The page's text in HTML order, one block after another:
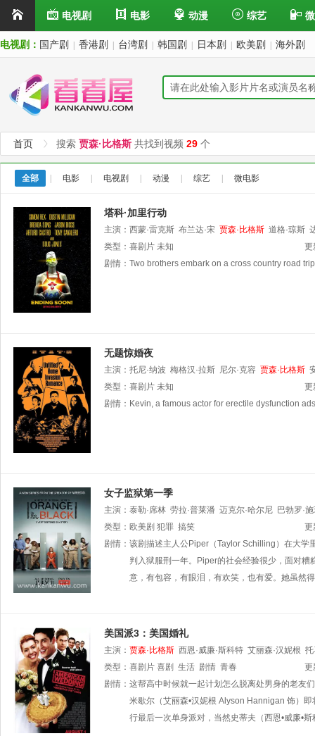
电视剧 电影 动漫 综艺
电视剧： 国产剧 香港剧 台湾剧 韩国剧 日本剧 欧美剧 海外剧
首页 搜索 贾森·比格斯 共找到视频 29 个
全部 电影 电视剧 动漫 综艺 微电影
塔科·加里行动
主演： 西蒙·雷克斯 布兰达·宋 贾森·比格斯 道格·琼斯
类型： 喜剧片 未知
更
剧情： Two brothers embark on a cross country road
无题惊婚夜
主演： 托尼·纳波 梅格汉·拉斯 尼尔·克容 贾森·比格斯
Dylan·Cook
类型： 喜剧片 未知
更
剧情： Kevin, a famous actor for erectile dysfunction
女子监狱第一季
主演： 泰勒·席林 劳拉·普莱潘 迈克尔·哈尔尼 巴勃罗·
类型： 欧美剧 犯罪 搞笑
更
剧情： 该剧描述主人公Piper（Taylor Schilling）在大学
判入狱服刑一年。Piper的社会经验很少，面对
意，有包容，有眼泪，有欢笑，也有爱。她虽然
美国派3：美国婚礼
主演： 贾森·比格斯 西恩·威廉·斯科特 艾丽森·汉妮根 托
类型： 喜剧片 喜剧 生活 剧情 青春
更
剧情： 这帮高中时候就一起计划怎么脱离处男身的老友
米歇尔（艾丽森•汉妮根 Alyson Hannigan 饰）
行最后一次单身派对，当然史蒂夫（西恩•威廉•